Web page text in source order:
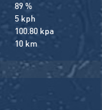
89 %
5 kph
100.80 kpa
10 km